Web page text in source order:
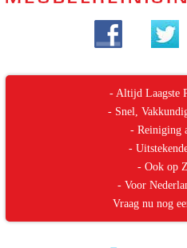
- Altijd Laagste
- Snel,
- Reiniging
-
- Ook op
- Voor
Vraag nu nog